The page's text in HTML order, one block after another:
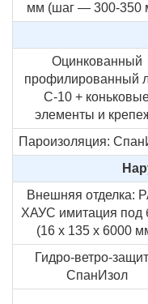
мм (шаг — 300-350
Оцинкованный
профилированный
С-10 +
элементы и
Пароизоляция:
Внешняя отделка:
ХАУС имитация под
(16 х 135 х 6000
Гидро-ветро-
СпанИзол